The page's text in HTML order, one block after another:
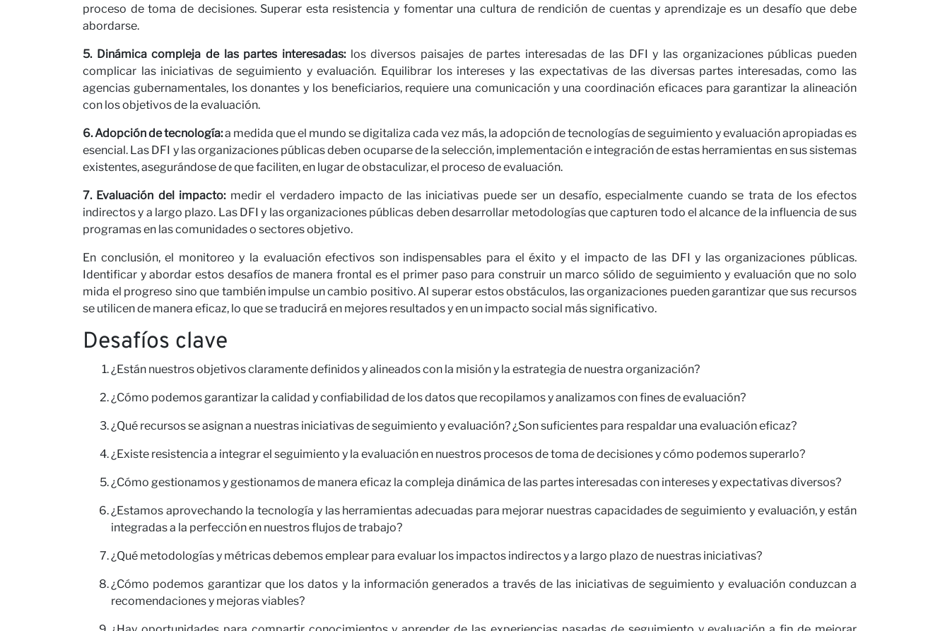
nosotros
Noticias
proceso de toma de decisiones. Superar esta resistencia y fomentar una cultura de rendición de cuentas y aprendizaje es un desafío que debe
abordarse.
5. Dinámica compleja de las partes interesadas:los diversos paisajes de partes interesadas de las DFI y las organizaciones públicas pueden
complicar las iniciativas de seguimiento y evaluación. Equilibrar los intereses y las expectativas de las diversas partes interesadas, como las
agencias gubernamentales, los donantes y los beneficiarios, requiere una comunicación y una coordinación eficaces para garantizar la alineación
con los objetivos de la evaluación.
6. Adopción de tecnología:a medida que el mundo se digitaliza cada vez más, la adopción de tecnologías de seguimiento y evaluación apropiadas es
esencial. Las DFI y las organizaciones públicas deben ocuparse de la selección, implementación e integración de estas herramientas en sus sistemas
existentes, asegurándose de que faciliten, en lugar de obstaculizar, el proceso de evaluación.
7. Evaluación del impacto:medir el verdadero impacto de las iniciativas puede ser un desafío, especialmente cuando se trata de los efectos
indirectos y a largo plazo. Las DFI y las organizaciones públicas deben desarrollar metodologías que capturen todo el alcance de la influencia de sus
programas en las comunidades o sectores objetivo.
En conclusión, el monitoreo y la evaluación efectivos son indispensables para el éxito y el impacto de las DFI y las organizaciones públicas.
Identificar y abordar estos desafíos de manera frontal es el primer paso para construir un marco sólido de seguimiento y evaluación que no solo
mida el progreso sino que también impulse un cambio positivo. Al superar estos obstáculos, las organizaciones pueden garantizar que sus recursos
se utilicen de manera eficaz, lo que se traducirá en mejores resultados y en un impacto social más significativo.
Desafíos clave
¿Están nuestros objetivos claramente definidos y alineados con la misión y la estrategia de nuestra organización?
¿Cómo podemos garantizar la calidad y confiabilidad de los datos que recopilamos y analizamos con fines de evaluación?
¿Qué recursos se asignan a nuestras iniciativas de seguimiento y evaluación? ¿Son suficientes para respaldar una evaluación eficaz?
¿Existe resistencia a integrar el seguimiento y la evaluación en nuestros procesos de toma de decisiones y cómo podemos superarlo?
¿Cómo gestionamos y gestionamos de manera eficaz la compleja dinámica de las partes interesadas con intereses y expectativas diversos?
¿Estamos aprovechando la tecnología y las herramientas adecuadas para mejorar nuestras capacidades de seguimiento y evaluación, y están
integradas a la perfección en nuestros flujos de trabajo?
¿Qué metodologías y métricas debemos emplear para evaluar los impactos indirectos y a largo plazo de nuestras iniciativas?
¿Cómo podemos garantizar que los datos y la información generados a través de las iniciativas de seguimiento y evaluación conduzcan a
recomendaciones y mejoras viables?